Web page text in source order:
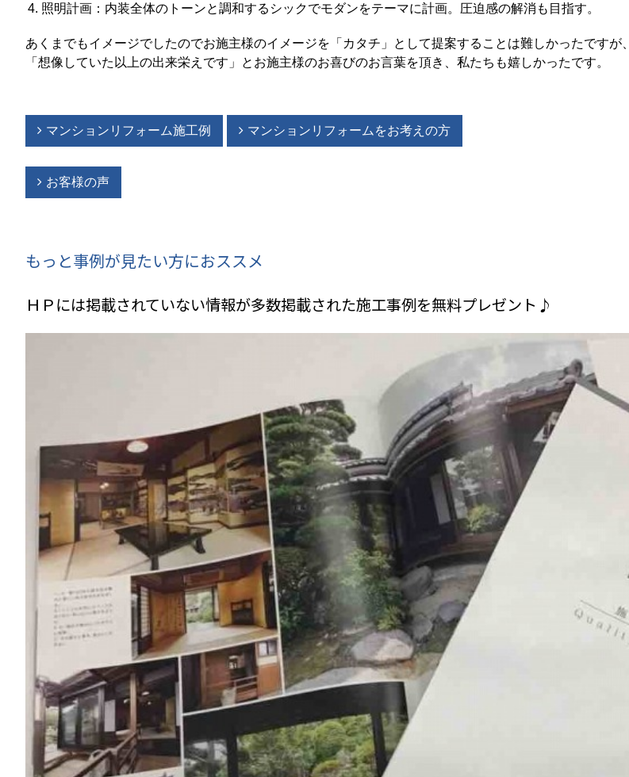
照明計画：内装全体のトーンと調和するシックでモダンをテーマに計画。圧迫感の解消も目指す。
あくまでもイメージでしたのでお施主様のイメージを「カタチ」として提案することは難しかったですが、
「想像していた以上の出来栄えです」とお施主様のお喜びのお言葉を頂き、私たちも嬉しかったです。
マンションリフォーム施工例 マンションリフォームをお考えの方
お客様の声
もっと事例が見たい方におススメ
ＨＰには掲載されていない情報が多数掲載された施工事例を無料プレゼント♪